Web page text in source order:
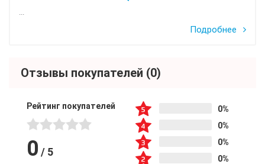
...
Подробнее
Отзывы покупателей (0)
Рейтинг покупателей
0 / 5
0%
0%
0%
0%